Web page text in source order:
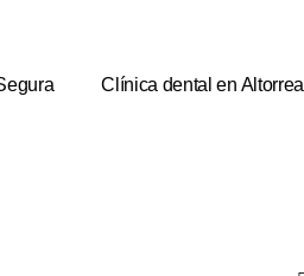
Clínica dental en Altorreal